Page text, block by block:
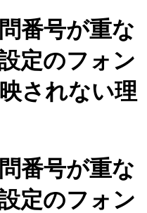
番号が重な
定のフォン
されない理
番号が重な
定のフォン